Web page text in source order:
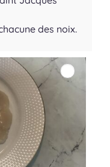
des noix.